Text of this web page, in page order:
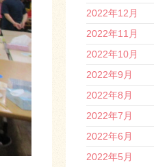
2022年12月
2022年11月
2022年10月
2022年9月
2022年8月
2022年7月
2022年6月
2022年5月